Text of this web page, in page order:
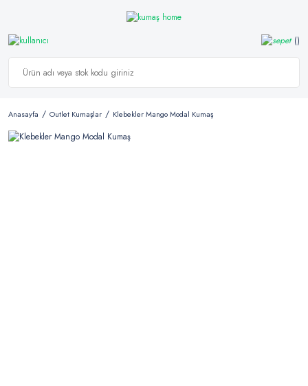
Anasayfa Outlet Kumaşlar Klebekler Mango Modal Kumaş